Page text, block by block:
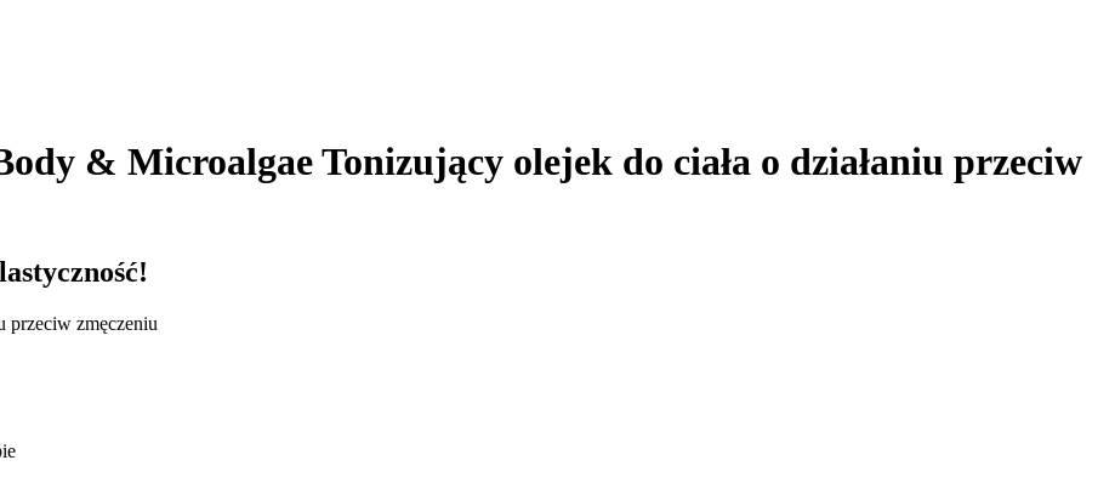
& Microalgae Tonizujący olejek do ciała o działaniu przeciw
przeciw zmęczeniu